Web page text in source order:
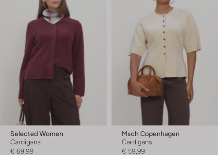
Selected Women
Cardigans
€ 69,99
Msch Copenhagen
Cardigans
€ 59,99